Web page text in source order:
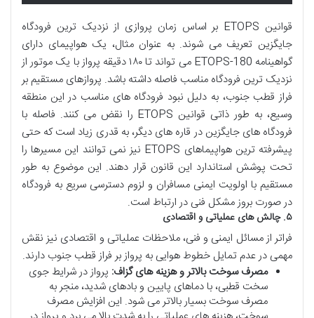
قوانین ETOPS بر اساس زمان پروازی از نزدیک ترین فرودگاه
جایگزین تعریف می شوند. به عنوان مثال، یک هواپیمای دارای
گواهینامه ETOPS-180 می تواند تا ۱۸۰ دقیقه پرواز با یک موتور از
نزدیک ترین فرودگاه مناسب فاصله داشته باشد. پروازهای مستقیم بر
فراز قطب جنوب، به دلیل نبود فرودگاه های مناسب در این منطقه
وسیع، به طور ذاتی قوانین ETOPS را نقض می کنند. فاصله با
فرودگاه های جایگزین در قاره های دیگر، به قدری زیاد است که حتی
پیشرفته ترین هواپیماهای ETOPS نیز نمی توانند این مسیرها را
تحت پوشش استاندارد این قانون قرار دهند. این موضوع به طور
مستقیم با اولویت ایمنی مسافران و لزوم دسترسی سریع به فرودگاه
در صورت بروز مشکل فنی در ارتباط است.
۵. چالش های عملیاتی و اقتصادی
فراتر از مسائل ایمنی و فنی، ملاحظات عملیاتی و اقتصادی نیز نقش
مهمی در عدم تمایل خطوط هوایی به پرواز بر فراز قطب جنوب دارند.
مصرف سوخت بالاتر و هزینه های گزاف: پرواز در شرایط جوی
سخت قطبی، با دماهای پایین و بادهای شدید، منجر به
مصرف سوخت بسیار بالاتر می شود. این افزایش مصرف